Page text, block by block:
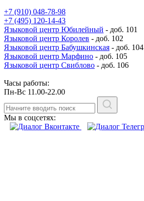
+7 (910) 048-78-98
+7 (495) 120-14-43
Языковой центр Юбилейный - доб. 101
Языковой центр Королев - доб. 102
Языковой центр Бабушкинская - доб. 104
Языковой центр Марфино - доб. 105
Языковой центр Свиблово - доб. 106
Часы работы:
Пн-Вс 11.00-22.00
Мы в соцсетях: